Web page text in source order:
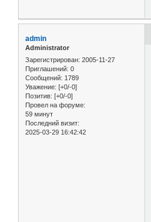
admin
Administrator
Зарегистрирован: 2005-11-27
Приглашений: 0
Сообщений: 1789
Уважение: [+0/-0]
Позитив: [+0/-0]
Провел на форуме:
59 минут
Последний визит:
2025-03-29 16:42:42